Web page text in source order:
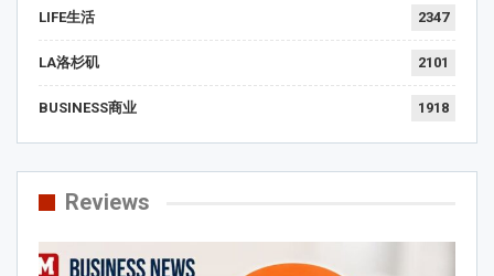
LIFE生活 2347
LA洛杉矶 2101
BUSINESS商业 1918
Reviews